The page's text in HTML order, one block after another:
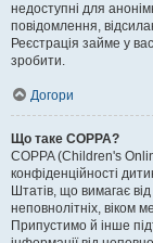
недоступні для
повідомлення,
Реєстрація займе у
зробити.
Догори
Що таке COPPA?
COPPA (Children's
конфіденційності
Штатів, що вимагає
неповнолітніх, віком
Припустимо й інше